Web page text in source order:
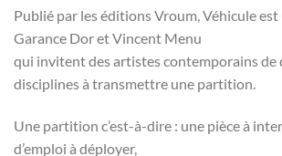
Publié par les éditions Vroum, Véhicule
Garance Dor et Vincent Menu
qui invitent des artistes contemporains de
disciplines à transmettre une partition.
Une partition c’est-à-dire : une pièce à
d’emploi à déployer,